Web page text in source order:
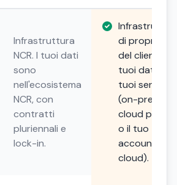
Infrastruttura
NCR. I tuoi dati
sono
nell'ecosistema
NCR, con
contratti
pluriennali e
lock-in.
di proprietà
del cliente. I
tuoi dati, i
tuoi server
(on-premise,
cloud
o il tuo
account
cloud).